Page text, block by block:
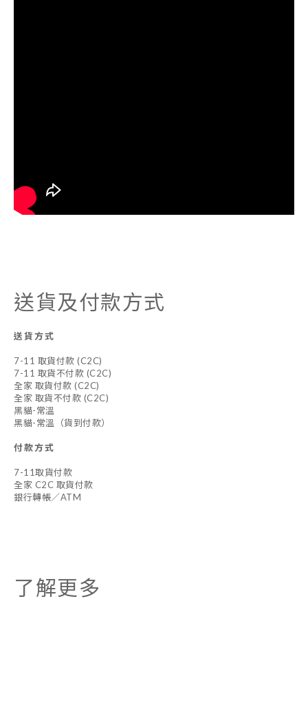
送貨及付款方式
送貨方式
7-11 取貨付款 (C2C)
7-11 取貨不付款 (C2C)
全家 取貨付款 (C2C)
全家 取貨不付款 (C2C)
黑貓-常溫
黑貓-常溫（貨到付款）
付款方式
7-11取貨付款
全家 C2C 取貨付款
銀行轉帳／ATM
了解更多